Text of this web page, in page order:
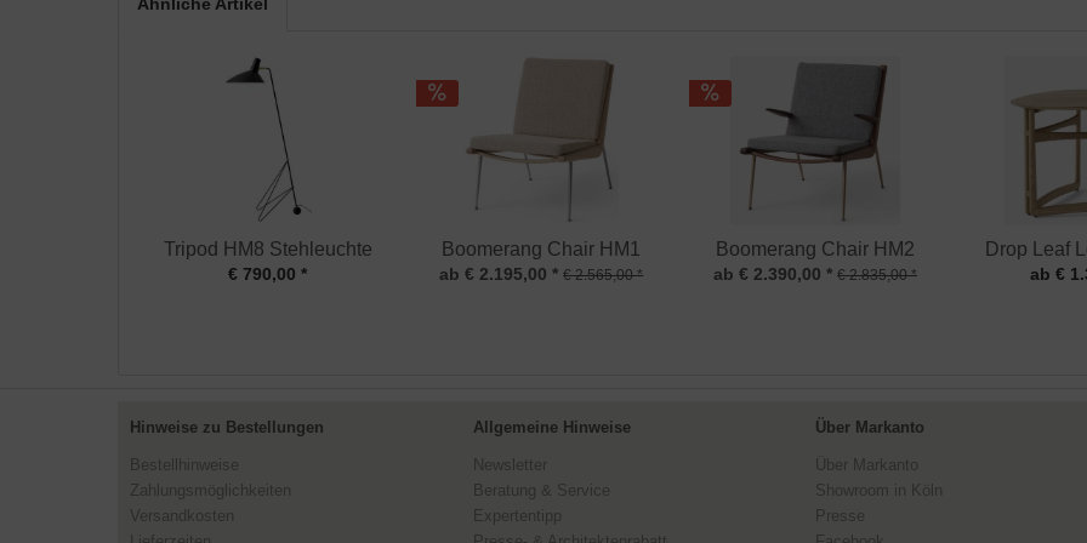
Tripod HM8 Stehleuchte
€ 790,00 *
Boomerang Chair HM1
ab € 2.195,00 * € 2.565,00 *
Boomerang Chair HM2
ab € 2.390,00 * € 2.835,00 *
Drop Leaf
ab €
Hinweise zu Bestellungen
Bestellhinweise
Zahlungsmöglichkeiten
Versandkosten
Allgemeine Hinweise
Newsletter
Beratung & Service
Expertentipp
Über Markanto
Über Markanto
Showroom in Köln
Presse